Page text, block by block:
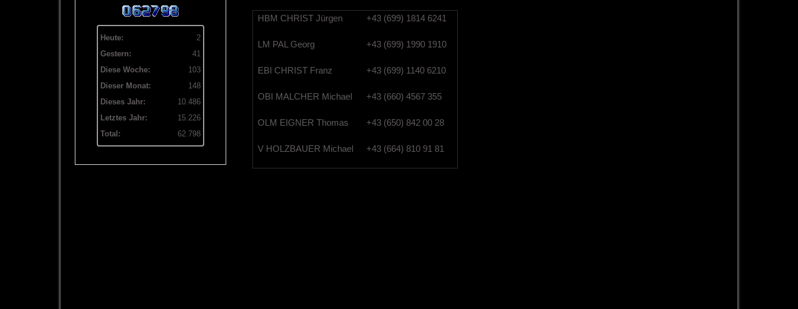
Heute:
2
Gestern:
41
Diese Woche:
103
Dieser Monat:
148
Dieses Jahr:
10.486
Letztes Jahr:
15.226
Total:
62.798
HBM CHRIST Jürgen +43 (699) 1814 6241
LM PAL Georg +43 (699) 1990 1910
EBI CHRIST Franz +43 (699) 1140 6210
OBI MALCHER Michael +43 (660) 4567 355
OLM EIGNER Thomas +43 (650) 842 00 28
V HOLZBAUER Michael +43 (664) 810 91 81